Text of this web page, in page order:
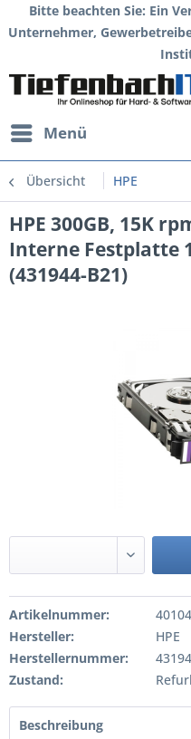
Bitte beachten Sie: Ein
Unternehmer,
Menü
Übersicht HPE
HPE 300GB, 15K
Interne Festplatte
(431944-B21)
Artikelnummer:
Hersteller:
HPE
Herstellernummer:
Zustand:
Beschreibung